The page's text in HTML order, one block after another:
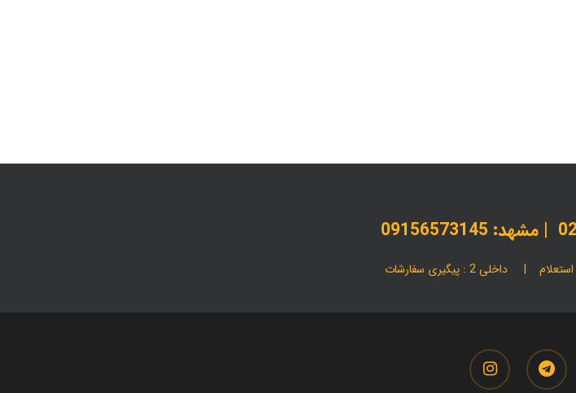
برای محصولات خود را از
| مشهد: 09156573145
instagram telegram